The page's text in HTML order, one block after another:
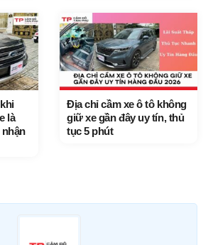
là
Địa chỉ cầm xe ô tô không
giữ xe gần đây uy tín, thủ
tục 5 phút